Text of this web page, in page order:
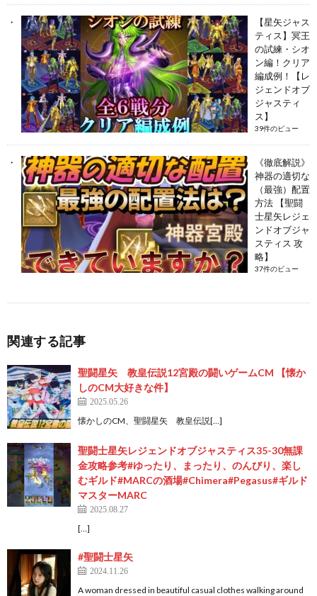
【星矢ジャス
ティス】冥王
の試練・シオ
ン編！クリア
編成例！【レ
ジェンドオブ
ジャスティ
ス】
39件のビュー
《徹底解説》
神器の適切な
（最強）配置
方法 【聖闘
士星矢レジェ
ンドオブジャ
スティス 攻
略】
37件のビュー
関連する記事
聖闘星矢 教皇伝説12宮殿の闘いゲームCM 【懐か
しのCM大好きな件】
2025.05.26
懐かしのCM、聖闘星矢 教皇伝説[…]
聖闘士星矢レジェンドオブジャスティス35-30無課
金攻略参考#ゆったり、まったり、のんびり、楽し
むギルド#MARCの酒場#Chimera#Pegasus#ギルド
マスターMARC
2025.08.27
[…]
#聖闘士星矢
2024.11.26
A woman dressed in beautiful casual clothes walking around